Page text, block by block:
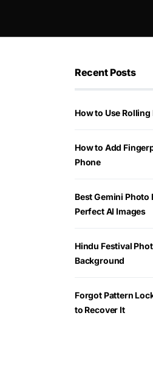
Recent Posts
How to Use
How to Add
Phone
Best Gemini
Perfect AI Images
Hindu Festival
Background
Forgot Pattern
to Recover It